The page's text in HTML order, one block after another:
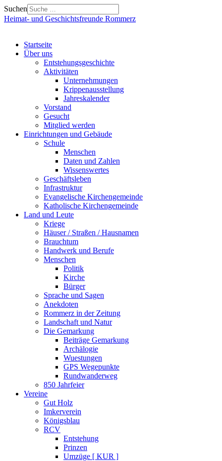
Suchen
Heimat- und Geschichtsfreunde Rommerz
Startseite
Über uns
Entstehungsgeschichte
Aktivitäten
Unternehmungen
Krippenausstellung
Jahreskalender
Vorstand
Gesucht
Mitglied werden
Einrichtungen und Gebäude
Schule
Menschen
Daten und Zahlen
Wissenswertes
Geschäftsleben
Infrastruktur
Evangelische Kirchengemeinde
Katholische Kirchengemeinde
Land und Leute
Kriege
Häuser / Straßen / Hausnamen
Brauchtum
Handwerk und Berufe
Menschen
Politik
Kirche
Bürger
Sprache und Sagen
Anekdoten
Rommerz in der Zeitung
Landschaft und Natur
Die Gemarkung
Beiträge Gemarkung
Archälogie
Wuestungen
GPS Wegepunkte
Rundwanderweg
850 Jahrfeier
Vereine
Gut Holz
Imkerverein
Königsblau
RCV
Entstehung
Prinzen
Umzüge [ KUR ]